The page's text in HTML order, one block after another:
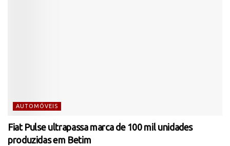
AUTOMÓVEIS
Fiat Pulse ultrapassa marca de 100 mil unidades
produzidas em Betim